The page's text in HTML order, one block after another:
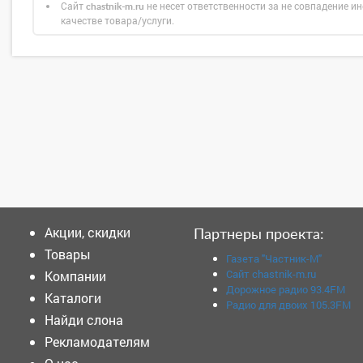
Сайт chastnik-m.ru не несет ответственности за не совпадение
качестве товара/услуги.
Акции, скидки
Товары
Компании
Каталоги
Найди слона
Рекламодателям
Партнеры проекта:
Газета "Частник-М"
Сайт chastnik-m.ru
Дорожное радио 93.4FM
Радио для двоих 105.3FM